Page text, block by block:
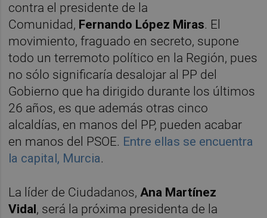
contra el presidente de la
Comunidad, Fernando López Miras. El
movimiento, fraguado en secreto, supone
todo un terremoto político en la Región, pues
no sólo significaría desalojar al PP del
Gobierno que ha dirigido durante los últimos
26 años, es que además otras cinco
alcaldías, en manos del PP, pueden acabar
en manos del PSOE. Entre ellas se encuentra
la capital, Murcia.
La líder de Ciudadanos,Ana Martínez
Vidal , será la próxima presidenta de la